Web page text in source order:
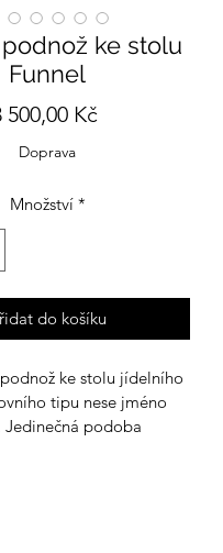
ke stolu
Funnel
500,00 KčCena
Doprava
Množství *
do košíku
ke stolu jídelního
tipu nese jméno
Jedinečná podoba